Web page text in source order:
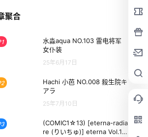
聚合
水淼aqua NO.103 雷电将军
女仆装
25年6月17日
Hachi 小芭 NO.008 殺生院キ
アラ
25年7月10日
(COMIC1☆13) [eterna-radia
re (りいちゅ)] eterna Vol.19